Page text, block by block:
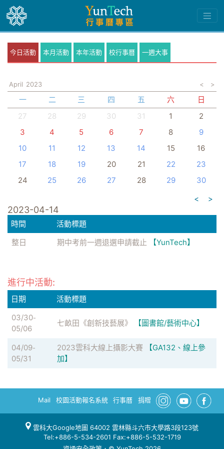
今日活動 本月活動 本年活動 校行事曆 一週大事
April 2023 < >
一 二 三 四 五 六
日
27
28 29 30 31 1
2
3
4 5 6 7 8
9
10
11 12 13 14 15
16
17
18 19 20 21 22
23
24
25 26 27 28 29
30
<
>
2023-04-14
時間
活動標題
整日
期中考前一週退選申請截止 【YunTech】
進行中活動:
日期
活動標題
03/30-
05/06
七畝田《創新技藝展》 【圖書館/藝術中心】
04/09-
05/31
2023雲科大線上攝影大賽
【GA132、線上參
加】
Mail 校園活動報名系統 行事曆 捐贈
雲科大Google地圖 64002 雲林縣斗六市大學路3段123號
Tel:+886-5-534-2601 Fax:+886-5-532-1719